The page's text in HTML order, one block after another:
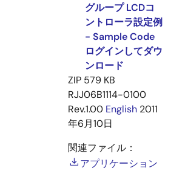
グループ LCDコ
ントローラ設定例
- Sample Code
ログインしてダウ
ンロード
ZIP 579 KB
RJJ06B1114-0100
Rev.1.00 English 2011
年6月10日
関連ファイル：
アプリケーション